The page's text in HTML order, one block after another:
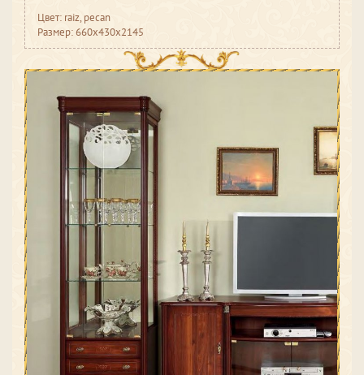
Цвет: raiz, pecan
Размер: 660x430x2145